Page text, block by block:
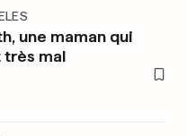
une maman qui
très mal